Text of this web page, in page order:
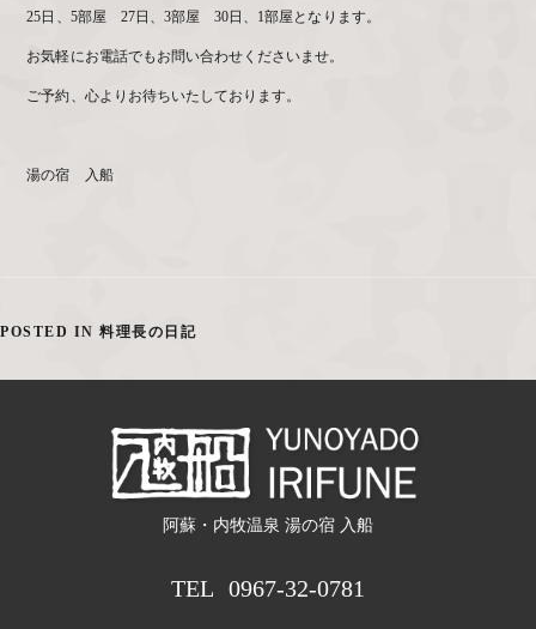
25日、5部屋 27日、3部屋 30日、1部屋となります。
お気軽にお電話でもお問い合わせくださいませ。
ご予約、心よりお待ちいたしております。
湯の宿 入船
POSTED IN 料理長の日記
阿蘇・内牧温泉 湯の宿 入船
TEL 0967-32-0781